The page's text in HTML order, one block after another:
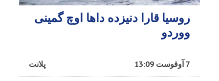
روسیا قارا دنیزده داها اوچ گمینی
ووردو
پلانت 7 آوقوست 13:09